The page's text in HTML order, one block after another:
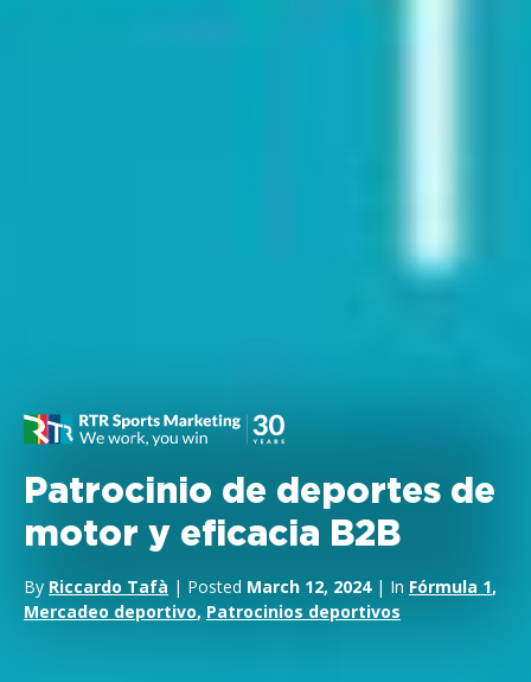
Patrocinio de deportes de
motor y eficacia B2B
By Riccardo Tafà | Posted March 12, 2024| In Fórmula 1,
Mercadeo deportivo, Patrocinios deportivos